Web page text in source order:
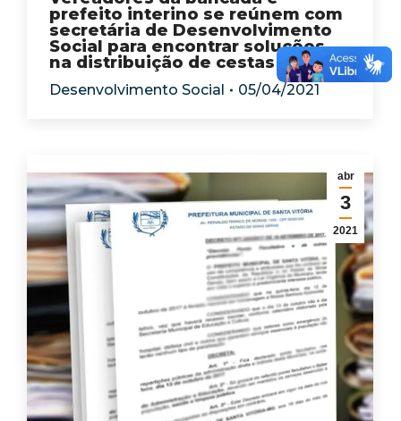
prefeito interino se reúnem com
secretária de Desenvolvimento
Social para encontrar soluções
na distribuição de cestas básicas
Desenvolvimento Social 05/04/2021
abr
3
2021